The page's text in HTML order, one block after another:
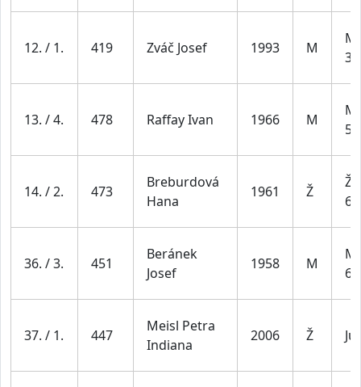
12. / 1. 419 Zváč Josef 1993 M
13. / 4. 478 Raffay Ivan 1966 M
14. / 2. 473
Breburdová
Hana
1961 Ž
36. / 3. 451
Beránek
Josef
1958 M
37. / 1. 447
Meisl Petra
Indiana
2006 Ž